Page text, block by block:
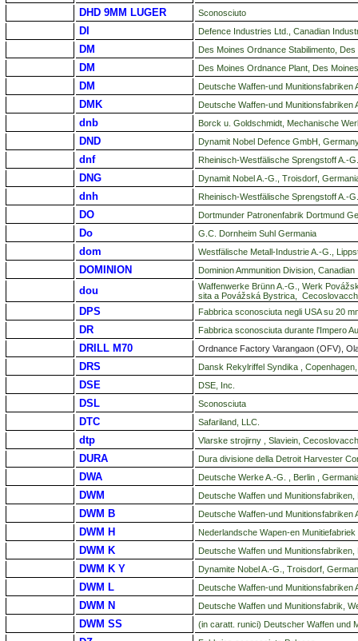
DHD 9MM LUGER Sconosciuto
DI Defence Industries Ltd., Canadian
DM Des Moines Ordnance Stabilimento,
DM Des Moines Ordnance Plant, Des
DM Deutsche Waffen-und
DMK Deutsche Waffen-und
dnb Borck u. Goldschmidt, Mechanische
DND Dynamit Nobel Defence GmbH,
dnf Rheinisch-Westfälische Sprengstoff A.-
DNG Dynamit Nobel A.-G., Troisdorf,
dnh Rheinisch-Westfälische Sprengstoff A.-
DO Dortmunder Patronenfabrik Dortmund
Do G.C. Dornheim Suhl Germania
dom Westfälische Metall-Industrie A.-G.,
DOMINION Dominion Ammunition Division,
dou
Waffenwerke Brünn A.-G., Werk
sita a Povážská Bystrica,
DPS Fabbrica sconosciuta negli USA su 20
DR Fabbrica sconosciuta durante l'Impero
DRILL M70 Ordnance Factory Varangaon (OFV),
DRS Dansk Rekylriffel Syndika ,
DSE DSE, Inc.
DSL Sconosciuta
DTC Safariland, LLC.
dtp Vlarske strojirny , Slaviein,
DURA Dura divisione della Detroit Harvester
DWA Deutsche Werke A.-G. , Berlin ,
DWM Deutsche Waffen und
DWM B Deutsche Waffen-und Munitionsfabriken
DWM H Nederlandsche Wapen-en
DWM K Deutsche Waffen und
DWM K Y Dynamite Nobel A.-G., Troisdorf,
DWM L Deutsche Waffen-und
DWM N Deutsche Waffen und Munitionsfabrik,
DWM SS (in caratt. runici) Deutscher Waffen und